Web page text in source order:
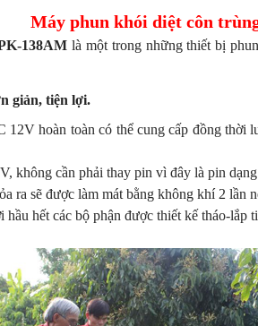
Máy phun khói diệt côn
138AM là một trong những thiết bị
giản, tiện lợi.
hoàn toàn có thể cung cấp đồng thời
không cần phải thay pin vì đây là pin
ra sẽ được làm mát bằng không khí 2 lần
hết các bộ phận được thiết kế tháo-lắp